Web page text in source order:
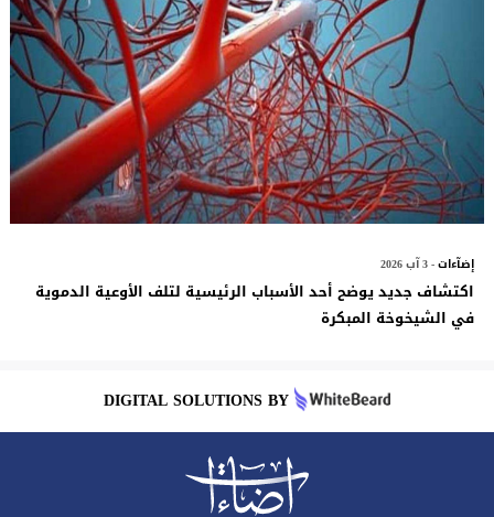
إضآءات- 3 آب 2026
اكتشاف جديد يوضح أحد الأسباب الرئيسية لتلف الأوعية الدموية
في الشيخوخة المبكرة
DIGITAL SOLUTIONS BY